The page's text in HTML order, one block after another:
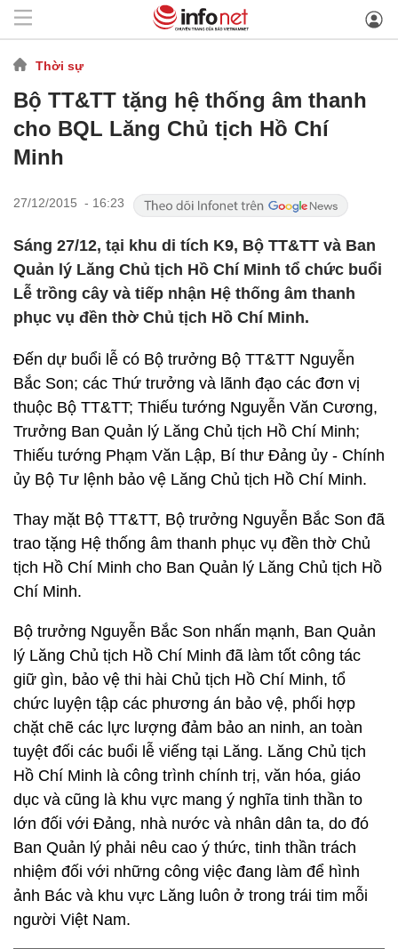
Thời sự
Bộ TT&TT tặng hệ thống âm thanh
cho BQL Lăng Chủ tịch Hồ Chí
Minh
27/12/2015 - 16:23
Sáng 27/12, tại khu di tích K9, Bộ TT&TT và Ban
Quản lý Lăng Chủ tịch Hồ Chí Minh tổ chức buổi
Lễ trồng cây và tiếp nhận Hệ thống âm thanh
phục vụ đền thờ Chủ tịch Hồ Chí Minh.
Đến dự buổi lễ có Bộ trưởng Bộ TT&TT Nguyễn
Bắc Son; các Thứ trưởng và lãnh đạo các đơn vị
thuộc Bộ TT&TT; Thiếu tướng Nguyễn Văn Cương,
Trưởng Ban Quản lý Lăng Chủ tịch Hồ Chí Minh;
Thiếu tướng Phạm Văn Lập, Bí thư Đảng ủy - Chính
ủy Bộ Tư lệnh bảo vệ Lăng Chủ tịch Hồ Chí Minh.
Thay mặt Bộ TT&TT, Bộ trưởng Nguyễn Bắc Son đã
trao tặng Hệ thống âm thanh phục vụ đền thờ Chủ
tịch Hồ Chí Minh cho Ban Quản lý Lăng Chủ tịch Hồ
Chí Minh.
Bộ trưởng Nguyễn Bắc Son nhấn mạnh, Ban Quản
lý Lăng Chủ tịch Hồ Chí Minh đã làm tốt công tác
giữ gìn, bảo vệ thi hài Chủ tịch Hồ Chí Minh, tổ
chức luyện tập các phương án bảo vệ, phối hợp
chặt chẽ các lực lượng đảm bảo an ninh, an toàn
tuyệt đối các buổi lễ viếng tại Lăng. Lăng Chủ tịch
Hồ Chí Minh là công trình chính trị, văn hóa, giáo
dục và cũng là khu vực mang ý nghĩa tinh thần to
lớn đối với Đảng, nhà nước và nhân dân ta, do đó
Ban Quản lý phải nêu cao ý thức, tinh thần trách
nhiệm đối với những công việc đang làm để hình
ảnh Bác và khu vực Lăng luôn ở trong trái tim mỗi
người Việt Nam.